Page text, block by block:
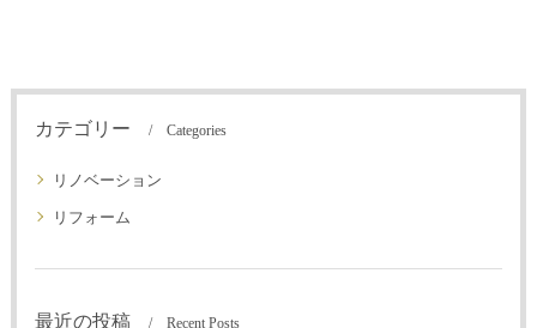
カテゴリー Categories
リノベーション
リフォーム
最近の投稿 Recent Posts